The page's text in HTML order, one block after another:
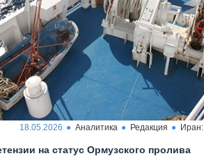
18.05.2026 Аналитика Редакция
на статус Ормузского пролива